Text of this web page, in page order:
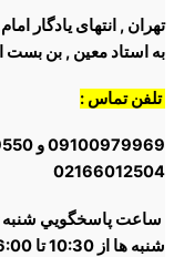
تهران , انتهای یادگار
به استاد معین , بن بست
تلفن تماس :
02166012504
شنبه ها از 10:30 تا 16:00